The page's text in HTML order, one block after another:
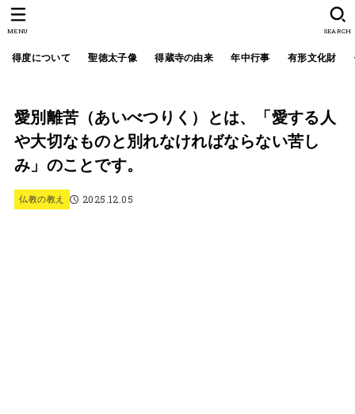
得度について 聖徳太子像 得蔵寺の由来 年中行事 有形文化財
SEARCH
MENU
愛別離苦（あいべつりく）とは、「愛する人
や大切なものと別れなければならない苦し
み」のことです。
仏教の教え 2025.12.05